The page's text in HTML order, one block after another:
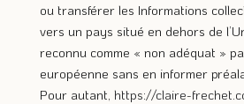
ou transférer les Informations
vers un pays situé en dehors de
reconnu comme « non adéquat »
européenne sans en informer
Pour autant, https://claire-